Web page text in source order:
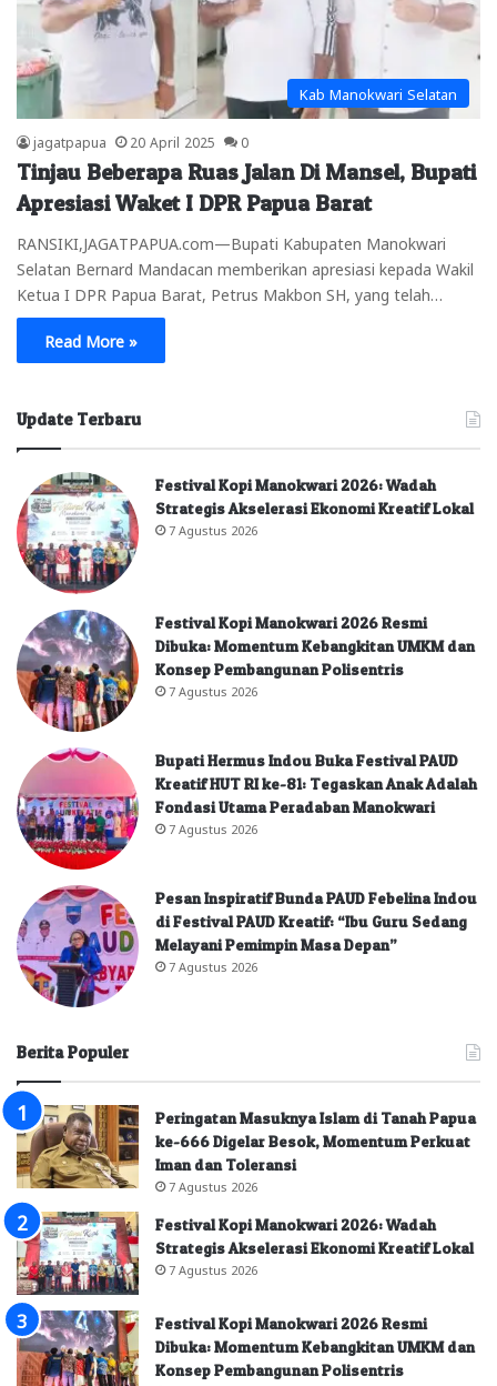
Kab Manokwari Selatan
jagatpapua 20 April 2025 0
Tinjau Beberapa Ruas Jalan Di Mansel, Bupati
Apresiasi Waket I DPR Papua Barat
RANSIKI,JAGATPAPUA.com—Bupati Kabupaten Manokwari
Selatan Bernard Mandacan memberikan apresiasi kepada Wakil
Ketua I DPR Papua Barat, Petrus Makbon SH, yang telah…
Read More »
Update Terbaru
Festival Kopi Manokwari 2026: Wadah
Strategis Akselerasi Ekonomi Kreatif Lokal
7 Agustus 2026
Festival Kopi Manokwari 2026 Resmi
Dibuka: Momentum Kebangkitan UMKM dan
Konsep Pembangunan Polisentris
7 Agustus 2026
Bupati Hermus Indou Buka Festival PAUD
Kreatif HUT RI ke-81: Tegaskan Anak Adalah
Fondasi Utama Peradaban Manokwari
7 Agustus 2026
Pesan Inspiratif Bunda PAUD Febelina Indou
di Festival PAUD Kreatif: “Ibu Guru Sedang
Melayani Pemimpin Masa Depan”
7 Agustus 2026
Berita Populer
Peringatan Masuknya Islam di Tanah Papua
ke-666 Digelar Besok, Momentum Perkuat
Iman dan Toleransi
7 Agustus 2026
Festival Kopi Manokwari 2026: Wadah
Strategis Akselerasi Ekonomi Kreatif Lokal
7 Agustus 2026
Festival Kopi Manokwari 2026 Resmi
Dibuka: Momentum Kebangkitan UMKM dan
Konsep Pembangunan Polisentris